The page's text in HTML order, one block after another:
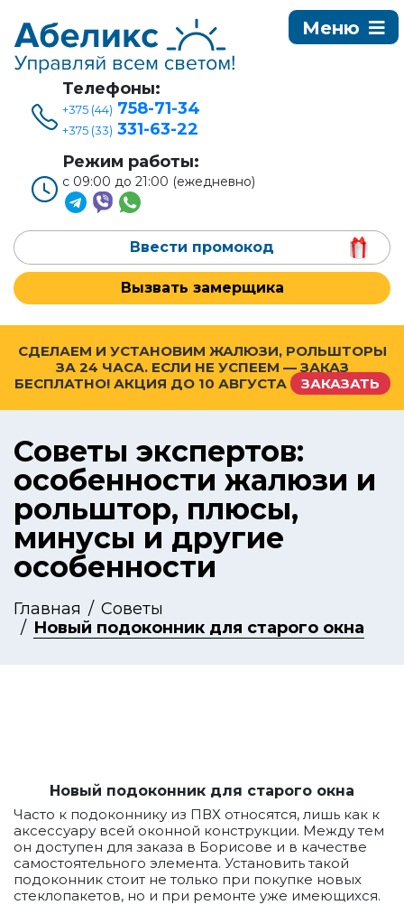
Телефоны:
+375 (44) 758-71-34
+375 (33) 331-63-22
Режим работы:
с 09:00 до 21:00 (ежедневно)
Ввести промокод
Вызвать замерщика
СДЕЛАЕМ И УСТАНОВИМ ЖАЛЮЗИ, РОЛЬШТОРЫ
ЗА 24 ЧАСА. ЕСЛИ НЕ УСПЕЕМ — ЗАКАЗ
БЕСПЛАТНО! АКЦИЯ ДО 10 АВГУСТА ЗАКАЗАТЬ
Советы экспертов:
особенности жалюзи и
рольштор, плюсы,
минусы и другие
особенности
Главная
Советы
Новый подоконник для старого окна
Новый подоконник для старого окна
Часто к подоконнику из ПВХ относятся, лишь как к
аксессуару всей оконной конструкции. Между тем
он доступен для заказа в Борисове и в качестве
самостоятельного элемента. Установить такой
подоконник стоит не только при покупке новых
стеклопакетов, но и при ремонте уже имеющихся.